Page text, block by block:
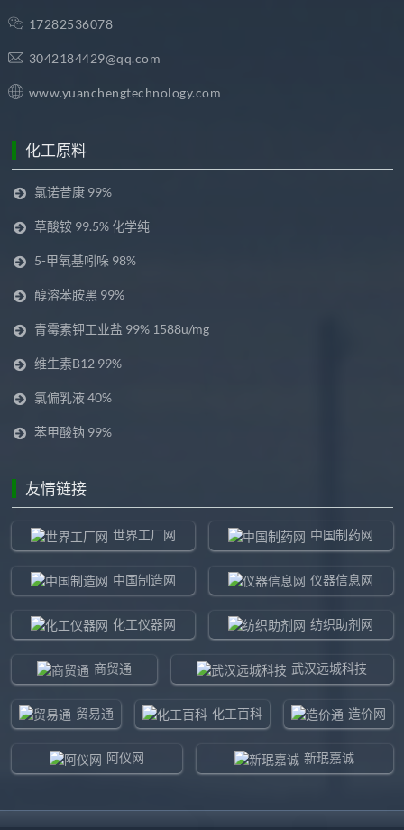
17282536078
3042184429@qq.com
www.yuanchengtechnology.com
化工原料
氯诺昔康 99%
草酸铵 99.5% 化学纯
5-甲氧基吲哚 98%
醇溶苯胺黑 99%
青霉素钾工业盐 99% 1588u/mg
维生素B12 99%
氯偏乳液 40%
苯甲酸钠 99%
友情链接
世界工厂网 中国制药网
中国制造网 仪器信息网
化工仪器网 纺织助剂网
商贸通 武汉远城科技
贸易通 化工百科 造价网
阿仪网 新珉嘉诚